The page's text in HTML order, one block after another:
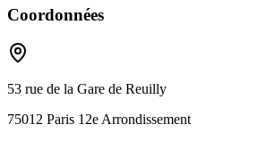
Coordonnées
53 rue de la Gare de Reuilly
75012 Paris 12e Arrondissement